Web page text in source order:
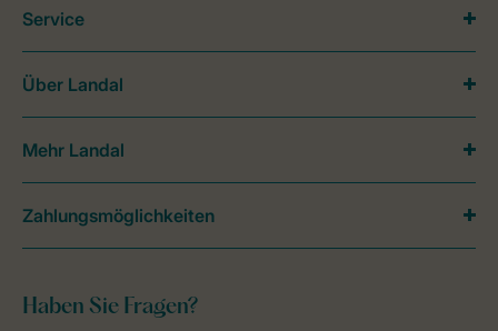
Haben Sie Fragen?
Service
Über Landal
Mehr Landal
Zahlungsmöglichkeiten